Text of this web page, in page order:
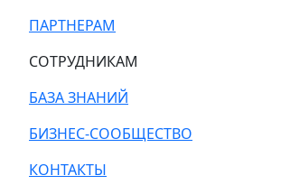
ПАРТНЕРАМ
СОТРУДНИКАМ
БАЗА ЗНАНИЙ
БИЗНЕС-СООБЩЕСТВО
КОНТАКТЫ